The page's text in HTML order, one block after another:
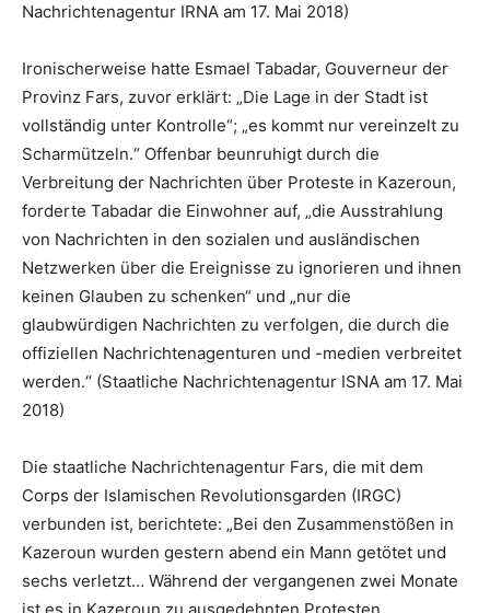
Nachrichtenagentur IRNA am 17. Mai 2018)
Ironischerweise hatte Esmael Tabadar, Gouverneur der
Provinz Fars, zuvor erklärt: „Die Lage in der Stadt ist
vollständig unter Kontrolle“; „es kommt nur vereinzelt zu
Scharmützeln.“ Offenbar beunruhigt durch die
Verbreitung der Nachrichten über Proteste in Kazeroun,
forderte Tabadar die Einwohner auf, „die Ausstrahlung
von Nachrichten in den sozialen und ausländischen
Netzwerken über die Ereignisse zu ignorieren und ihnen
keinen Glauben zu schenken“ und „nur die
glaubwürdigen Nachrichten zu verfolgen, die durch die
offiziellen Nachrichtenagenturen und -medien verbreitet
werden.“ (Staatliche Nachrichtenagentur ISNA am 17. Mai
2018)
Die staatliche Nachrichtenagentur Fars, die mit dem
Corps der Islamischen Revolutionsgarden (IRGC)
verbunden ist, berichtete: „Bei den Zusammenstößen in
Kazeroun wurden gestern abend ein Mann getötet und
sechs verletzt… Während der vergangenen zwei Monate